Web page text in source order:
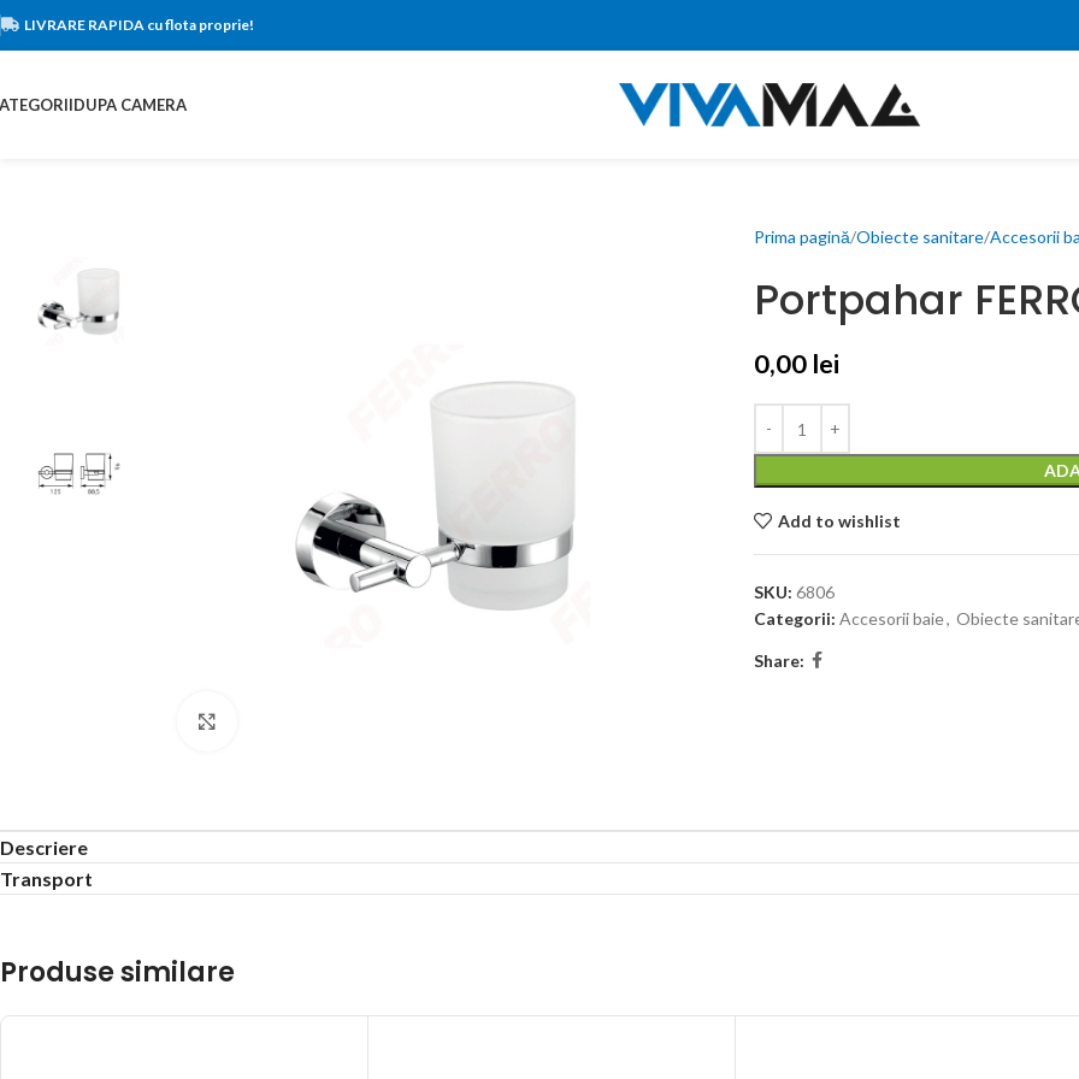
LIVRARE RAPIDA cu flota proprie!
DUPA CAMERA
Prima pagină Obiecte sanitare Accesorii
Portpahar
0,00 lei
Add to wishlist
SKU: 6806
Categorii: Accesorii baie, Obiecte
Share:
Descriere
Transport
Produse similare